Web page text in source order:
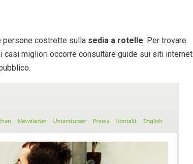
persone costrette sulla sedia a rotelle. Per trovare
casi migliori occorre consultare guide sui siti internet